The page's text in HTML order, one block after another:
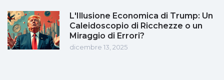
L'Illusione Economica di Trump: Un
Caleidoscopio di Ricchezze o un
Miraggio di Errori?
dicembre 13, 2025